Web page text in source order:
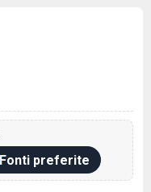
preferite